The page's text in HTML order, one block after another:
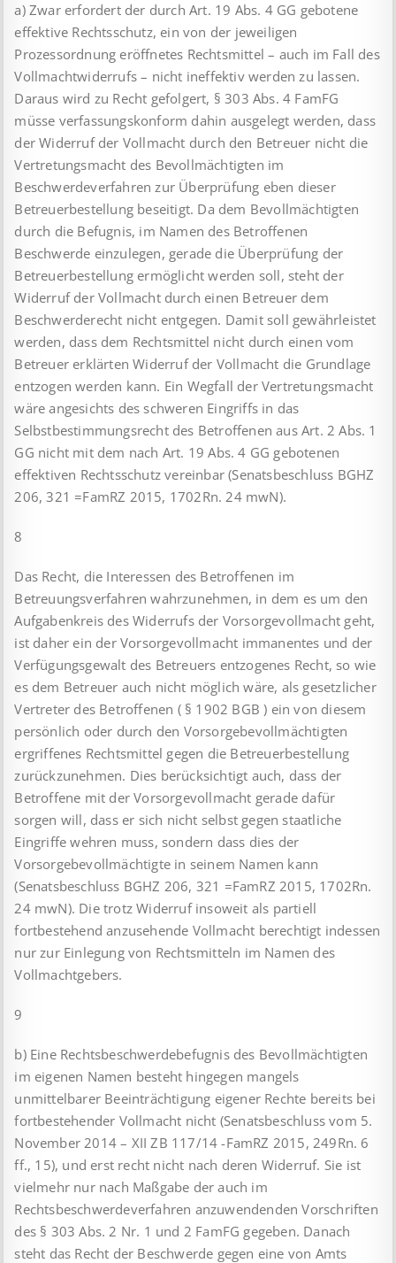
a) Zwar erfordert der durch Art. 19 Abs. 4 GG gebotene
effektive Rechtsschutz, ein von der jeweiligen
Prozessordnung eröffnetes Rechtsmittel – auch im Fall des
Vollmachtwiderrufs – nicht ineffektiv werden zu lassen.
Daraus wird zu Recht gefolgert, § 303 Abs. 4 FamFG
müsse verfassungskonform dahin ausgelegt werden, dass
der Widerruf der Vollmacht durch den Betreuer nicht die
Vertretungsmacht des Bevollmächtigten im
Beschwerdeverfahren zur Überprüfung eben dieser
Betreuerbestellung beseitigt. Da dem Bevollmächtigten
durch die Befugnis, im Namen des Betroffenen
Beschwerde einzulegen, gerade die Überprüfung der
Betreuerbestellung ermöglicht werden soll, steht der
Widerruf der Vollmacht durch einen Betreuer dem
Beschwerderecht nicht entgegen. Damit soll gewährleistet
werden, dass dem Rechtsmittel nicht durch einen vom
Betreuer erklärten Widerruf der Vollmacht die Grundlage
entzogen werden kann. Ein Wegfall der Vertretungsmacht
wäre angesichts des schweren Eingriffs in das
Selbstbestimmungsrecht des Betroffenen aus Art. 2 Abs. 1
GG nicht mit dem nach Art. 19 Abs. 4 GG gebotenen
effektiven Rechtsschutz vereinbar (Senatsbeschluss BGHZ
206, 321 =FamRZ 2015, 1702Rn. 24 mwN).
8
Das Recht, die Interessen des Betroffenen im
Betreuungsverfahren wahrzunehmen, in dem es um den
Aufgabenkreis des Widerrufs der Vorsorgevollmacht geht,
ist daher ein der Vorsorgevollmacht immanentes und der
Verfügungsgewalt des Betreuers entzogenes Recht, so wie
es dem Betreuer auch nicht möglich wäre, als gesetzlicher
Vertreter des Betroffenen ( § 1902 BGB ) ein von diesem
persönlich oder durch den Vorsorgebevollmächtigten
ergriffenes Rechtsmittel gegen die Betreuerbestellung
zurückzunehmen. Dies berücksichtigt auch, dass der
Betroffene mit der Vorsorgevollmacht gerade dafür
sorgen will, dass er sich nicht selbst gegen staatliche
Eingriffe wehren muss, sondern dass dies der
Vorsorgebevollmächtigte in seinem Namen kann
(Senatsbeschluss BGHZ 206, 321 =FamRZ 2015, 1702Rn.
24 mwN). Die trotz Widerruf insoweit als partiell
fortbestehend anzusehende Vollmacht berechtigt indessen
nur zur Einlegung von Rechtsmitteln im Namen des
Vollmachtgebers.
9
b) Eine Rechtsbeschwerdebefugnis des Bevollmächtigten
im eigenen Namen besteht hingegen mangels
unmittelbarer Beeinträchtigung eigener Rechte bereits bei
fortbestehender Vollmacht nicht (Senatsbeschluss vom 5.
November 2014 – XII ZB 117/14 -FamRZ 2015, 249Rn. 6
ff., 15), und erst recht nicht nach deren Widerruf. Sie ist
vielmehr nur nach Maßgabe der auch im
Rechtsbeschwerdeverfahren anzuwendenden Vorschriften
des § 303 Abs. 2 Nr. 1 und 2 FamFG gegeben. Danach
steht das Recht der Beschwerde gegen eine von Amts